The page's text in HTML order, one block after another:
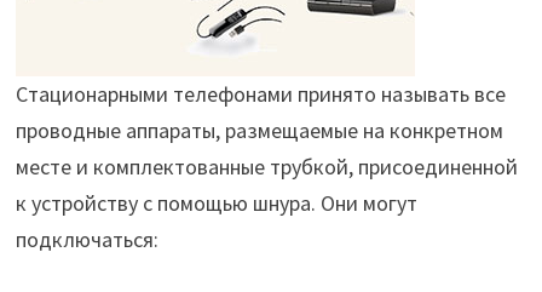
Стационарными телефонами принято называть все
проводные аппараты, размещаемые на конкретном
месте и комплектованные трубкой, присоединенной
к устройству с помощью шнура. Они могут
подключаться: